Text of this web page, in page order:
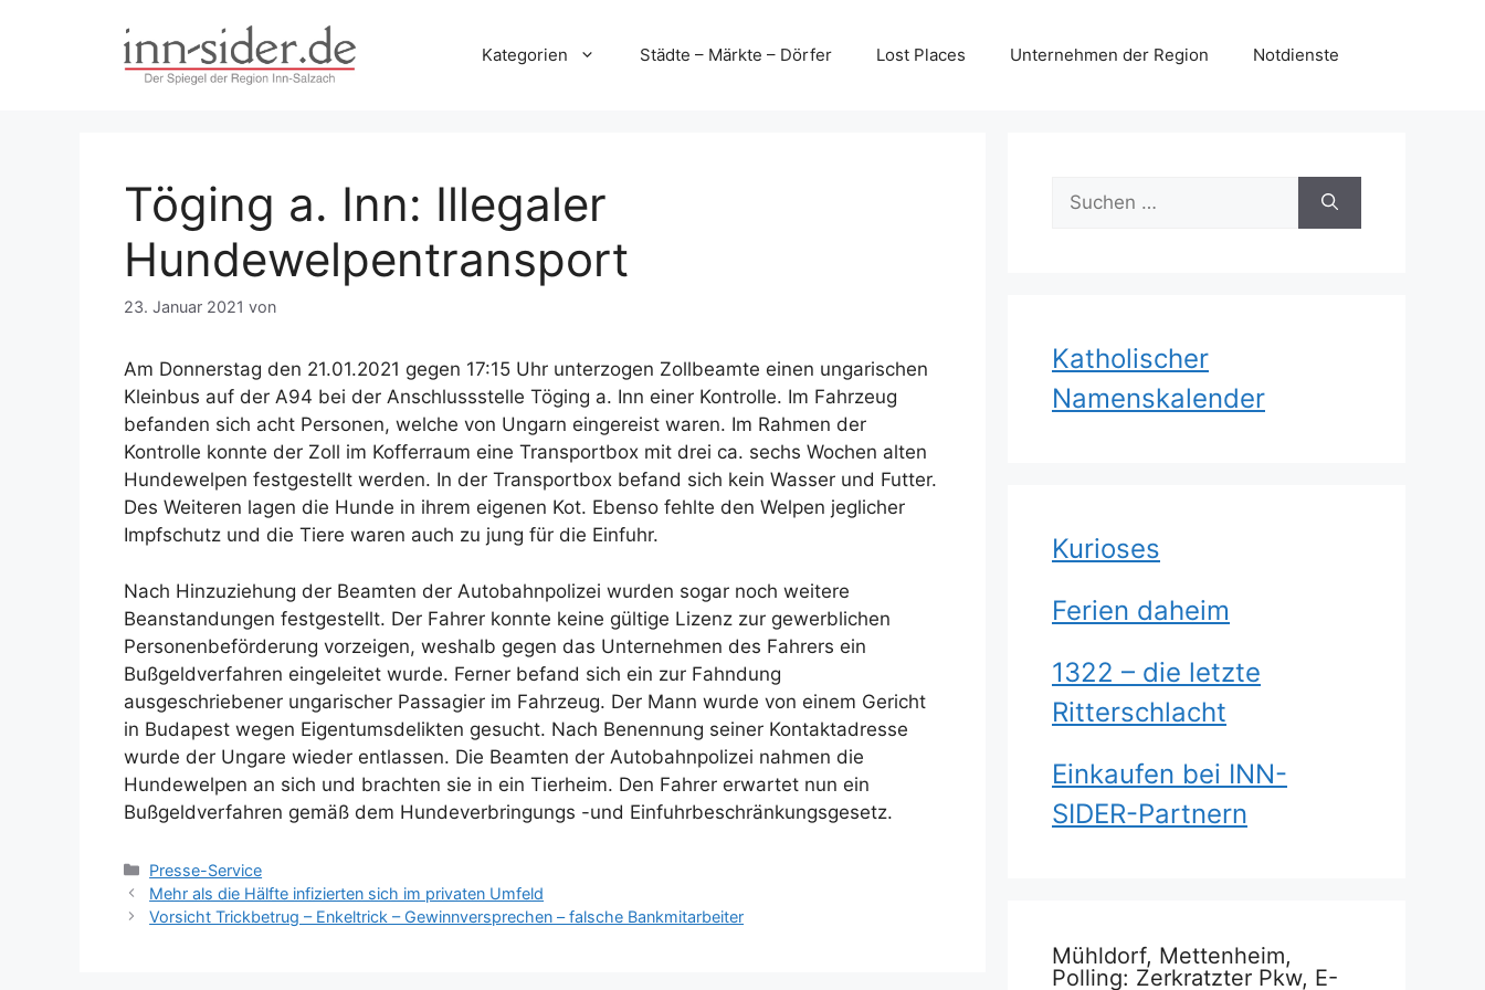
Kategorien Städte – Märkte – Dörfer Lost Places Unternehmen der Region Notdienste
Töging a. Inn: Illegaler
Hundewelpentransport
23. Januar 2021 von
Am Donnerstag den 21.01.2021 gegen 17:15 Uhr unterzogen Zollbeamte einen ungarischen
Kleinbus auf der A94 bei der Anschlussstelle Töging a. Inn einer Kontrolle. Im Fahrzeug
befanden sich acht Personen, welche von Ungarn eingereist waren. Im Rahmen der
Kontrolle konnte der Zoll im Kofferraum eine Transportbox mit drei ca. sechs Wochen alten
Hundewelpen festgestellt werden. In der Transportbox befand sich kein Wasser und Futter.
Des Weiteren lagen die Hunde in ihrem eigenen Kot. Ebenso fehlte den Welpen jeglicher
Impfschutz und die Tiere waren auch zu jung für die Einfuhr.
Nach Hinzuziehung der Beamten der Autobahnpolizei wurden sogar noch weitere
Beanstandungen festgestellt. Der Fahrer konnte keine gültige Lizenz zur gewerblichen
Personenbeförderung vorzeigen, weshalb gegen das Unternehmen des Fahrers ein
Bußgeldverfahren eingeleitet wurde. Ferner befand sich ein zur Fahndung
ausgeschriebener ungarischer Passagier im Fahrzeug. Der Mann wurde von einem Gericht
in Budapest wegen Eigentumsdelikten gesucht. Nach Benennung seiner Kontaktadresse
wurde der Ungare wieder entlassen. Die Beamten der Autobahnpolizei nahmen die
Hundewelpen an sich und brachten sie in ein Tierheim. Den Fahrer erwartet nun ein
Bußgeldverfahren gemäß dem Hundeverbringungs -und Einfuhrbeschränkungsgesetz.
Kategorien
Presse-Service
Mehr als die Hälfte infizierten sich im privaten Umfeld
Vorsicht Trickbetrug – Enkeltrick – Gewinnversprechen – falsche Bankmitarbeiter
Suchen
nach:
Katholischer
Namenskalender
Kurioses
Ferien daheim
1322 – die letzte
Ritterschlacht
Einkaufen bei INN-
SIDER-Partnern
Mühldorf, Mettenheim,
Polling: Zerkratzter Pkw, E-